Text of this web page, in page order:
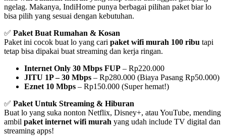
ngelag. Makanya, IndiHome punya berbagai pilihan paket biar lo
bisa pilih yang sesuai dengan kebutuhan.
✅ Paket Buat Rumahan & Kosan
Paket ini cocok buat lo yang cari paket wifi murah 100 ribu tapi
tetap bisa dipakai buat streaming dan kerja ringan.
Internet Only 30 Mbps FUP – Rp220.000
JITU 1P – 30 Mbps – Rp280.000 (Biaya Pasang Rp50.000)
Eznet 10 Mbps – Rp150.000 (Super hemat!)
✅ Paket Untuk Streaming & Hiburan
Buat lo yang suka nonton Netflix, Disney+, atau YouTube, mending
ambil paket internet wifi murah yang udah include TV digital dan
streaming apps!